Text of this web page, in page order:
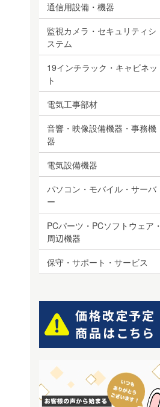
通信用設備・機器
監視カメラ・セキュリティシ
ステム
19インチラック・キャビネッ
ト
電気工事部材
音響・映像設備機器・事務機
器
電気設備機器
パソコン・モバイル・サーバ
ー
PCパーツ・PCソフトウェア・
周辺機器
保守・サポート・サービス